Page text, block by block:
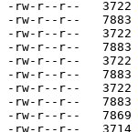
-rw-r--r--   3722
-rw-r--r--   7883
-rw-r--r--   3722
-rw-r--r--   7883
-rw-r--r--   3722
-rw-r--r--   7883
-rw-r--r--   3722
-rw-r--r--   7883
-rw-r--r--   7869
-rw-r--r--   3714